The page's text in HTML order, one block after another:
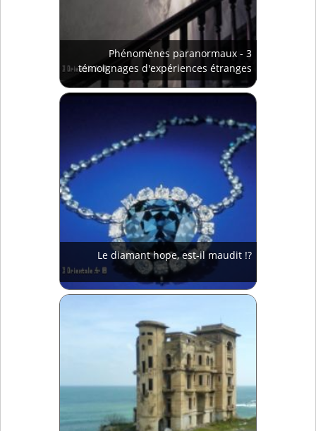
Phénomènes paranormaux - 3
témoignages d'expériences étranges
Le diamant hope, est-il maudit !?